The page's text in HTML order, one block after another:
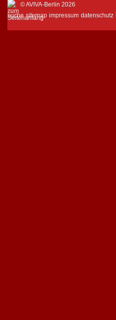
© AVIVA-Berlin 2026
suche sitemap impressum datenschutz